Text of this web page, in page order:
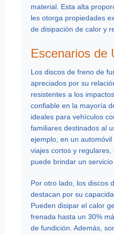
material. Esta alta
les otorga propiedades
de disipación de calor y
Escenarios de
Los discos de freno de
apreciados por su
resistentes a los
confiable en la mayoría
ideales para vehículos
familiares destinados al
ejemplo, en un
viajes cortos y
puede brindar un
Por otro lado, los discos
destacan por su
Pueden disipar el calor
frenada hasta un 30%
de fundición. Además,